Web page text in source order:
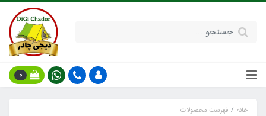
0
خانه
فهرست محصولات